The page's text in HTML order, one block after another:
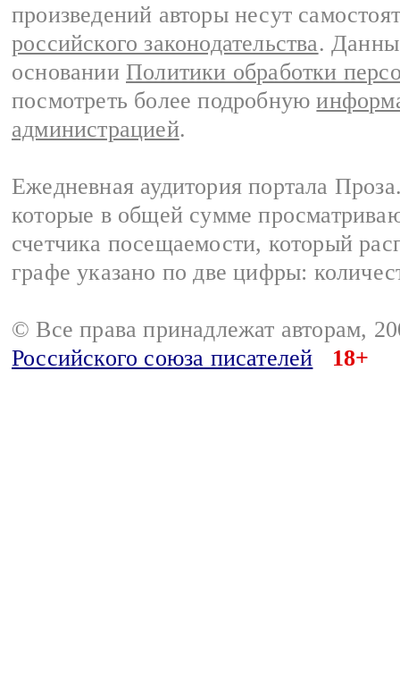
произведений авторы несут
российского законодательства.
основании Политики обработки
посмотреть более подробную
администрацией.
Ежедневная аудитория портала
которые в общей сумме
счетчика посещаемости, который
графе указано по две цифры:
© Все права принадлежат авторам,
Российского союза писателей
18+